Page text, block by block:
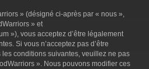
» (désigné ci-après par « nous »,
» et
»), vous acceptez d’être légalement
Si vous n’acceptez pas d’être
conditions suivantes, veuillez ne pas
». Nous pouvons modifier ces